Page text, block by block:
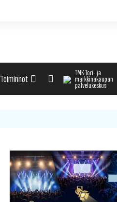
Toiminnot
Torihaku
Lähetä tapahtuman tiedot
TMK Tori- ja
markkinakaupan
palvelukeskus